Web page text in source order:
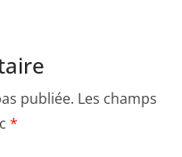
publiée. Les champs
*